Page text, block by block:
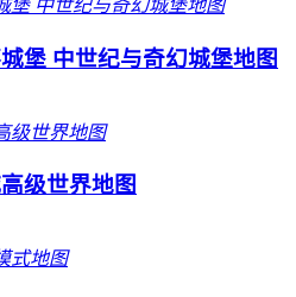
堡 中世纪与奇幻城堡地图
级世界地图